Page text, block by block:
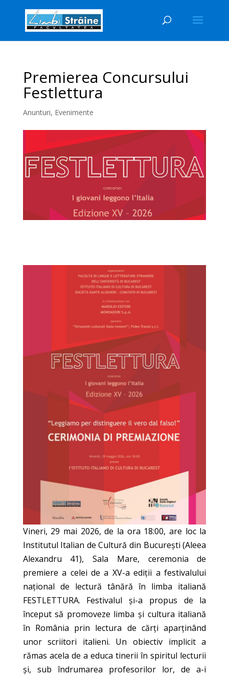
Premierea Concursului
Festlettura
Anunturi, Evenimente
Vineri, 29 mai 2026, de la ora 18:00, are loc la
Institutul Italian de Cultură din București (Aleea
Alexandru 41), Sala Mare, ceremonia de
premiere a celei de a XV-a ediții a festivalului
național de lectură tânără în limba italiană
FESTLETTURA. Festivalul și-a propus de la
început să promoveze limba și cultura italiană
în România prin lectura de cărți aparținând
unor scriitori italieni. Un obiectiv implicit a
rămas acela de a educa tinerii în spiritul lecturii
și, sub îndrumarea profesorilor lor, de a-i